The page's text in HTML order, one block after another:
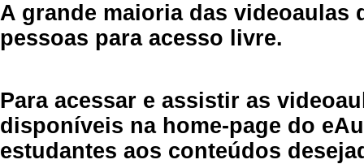
A grande maioria das videoaulas
pessoas para acesso livre.
Para acessar e assistir as
disponíveis na home-page do
estudantes aos conteúdos